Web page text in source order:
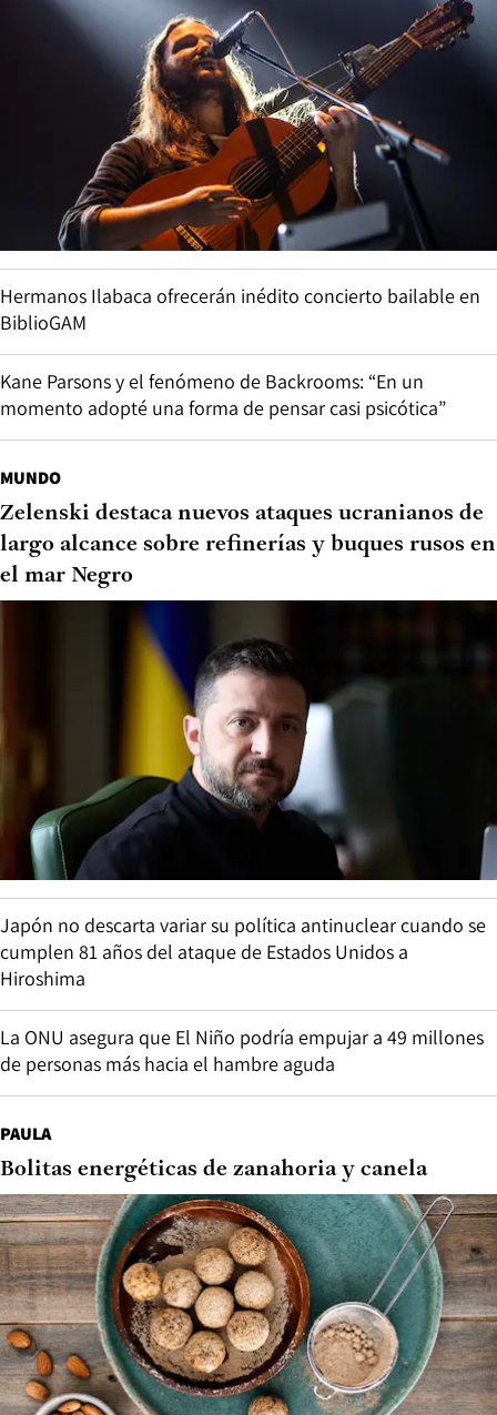
Hermanos Ilabaca ofrecerán inédito concierto bailable en
BiblioGAM
Kane Parsons y el fenómeno de Backrooms: “En un
momento adopté una forma de pensar casi psicótica”
MUNDO
Zelenski destaca nuevos ataques ucranianos de
largo alcance sobre refinerías y buques rusos en
el mar Negro
Japón no descarta variar su política antinuclear cuando se
cumplen 81 años del ataque de Estados Unidos a
Hiroshima
La ONU asegura que El Niño podría empujar a 49 millones
de personas más hacia el hambre aguda
PAULA
Bolitas energéticas de zanahoria y canela